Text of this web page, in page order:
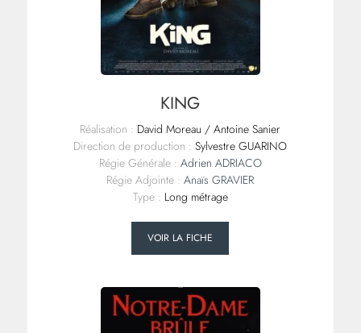
KING
Réalisation : David Moreau / Antoine Sanier
Direction de production : Sylvestre GUARINO
Régie Générale : Adrien ADRIACO
Régie Adjointe :Anaïs GRAVIER
Type : Long métrage
VOIR LA FICHE